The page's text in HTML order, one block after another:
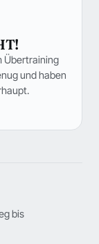
Übertraining
und haben
bis